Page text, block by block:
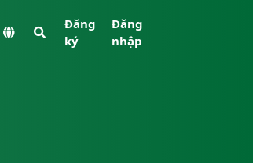
Đăng
ký
Đăng
nhập